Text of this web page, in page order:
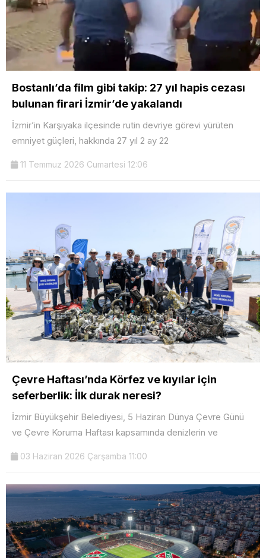
Bostanlı’da film gibi takip: 27 yıl hapis cezası
bulunan firari İzmir’de yakalandı
İzmir’in Karşıyaka ilçesinde rutin devriye görevi yürüten
emniyet güçleri, hakkında 27 yıl 2 ay 22
11 Temmuz 2026 Cumartesi 12:06
Çevre Haftası’nda Körfez ve kıyılar için
seferberlik: İlk durak neresi?
İzmir Büyükşehir Belediyesi, 5 Haziran Dünya Çevre Günü
ve Çevre Koruma Haftası kapsamında denizlerin ve
03 Haziran 2026 Çarşamba 11:00